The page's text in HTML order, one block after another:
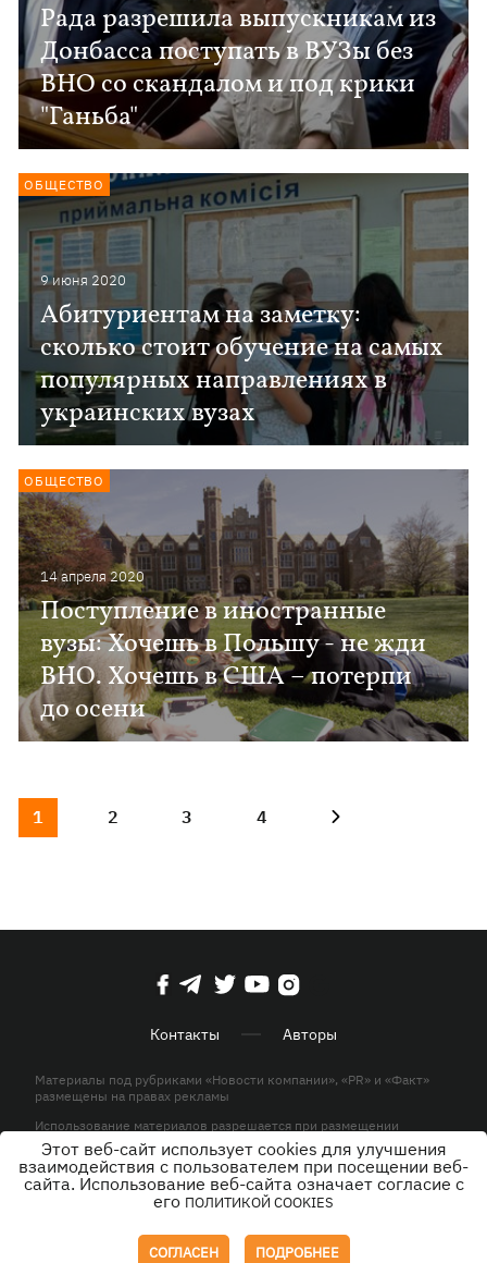
Рада разрешила выпускникам из
Донбасса поступать в ВУЗы без
ВНО со скандалом и под крики
"Ганьба"
9 июня 2020
Абитуриентам на заметку:
сколько стоит обучение на самых
популярных направлениях в
украинских вузах
ОБЩЕСТВО
14 апреля 2020
Поступление в иностранные
вузы: Хочешь в Польшу - не жди
ВНО. Хочешь в США – потерпи
до осени
ОБЩЕСТВО
1 2 3 4
Контакты Авторы
Материалы под рубриками «Новости компании», «PR» и «Факт»
размещены на правах рекламы
Использование материалов разрешается при размещении
активной гиперссылки на KP.UA в первом абзаце.
© ООО «ЮЛАВ МЕДИА»,2026. Все права защищены.
Этот веб-сайт использует cookies для улучшения
взаимодействия с пользователем при посещении веб-
сайта. Использование веб-сайта означает согласие с
его ПОЛИТИКОЙ COOKIES
СОГЛАСЕН ПОДРОБНЕЕ